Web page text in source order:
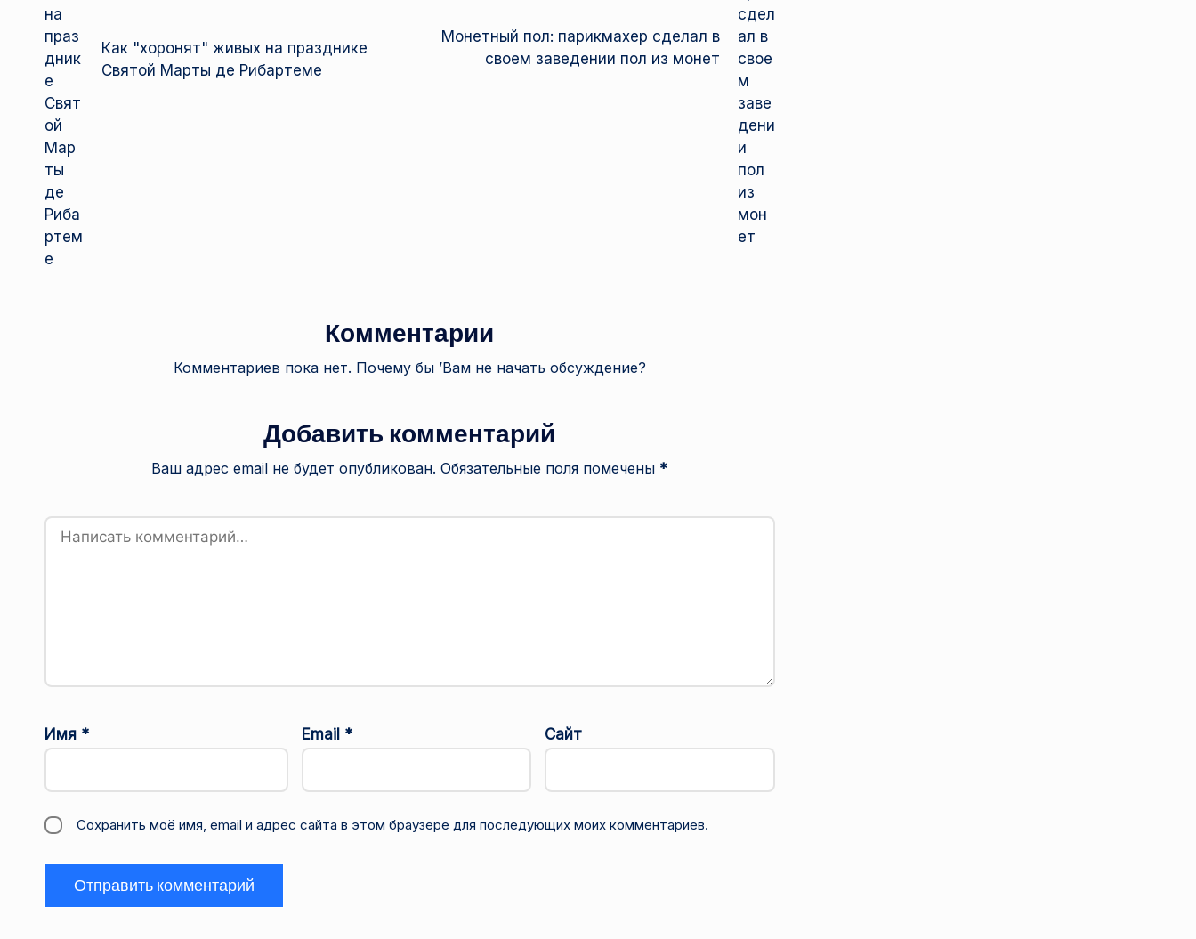
Как "хоронят" живых на празднике
Святой Марты де Рибартеме
Монетный пол: парикмахер сделал в
своем заведении пол из монет
Комментарии
Комментариев пока нет. Почему бы ’Вам не начать обсуждение?
Добавить комментарий
Ваш адрес email не будет опубликован. Обязательные поля помечены *
Имя * Email * Сайт
Сохранить моё имя, email и адрес сайта в этом браузере для последующих моих комментариев.